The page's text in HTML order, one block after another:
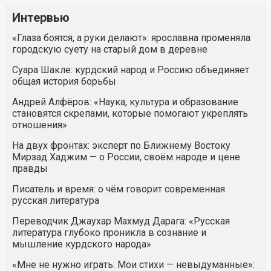
Интервью
«Глаза боятся, а руки делают»: ярославна променяла
городскую суету на старый дом в деревне
Суара Шакле: курдский народ и Россию объединяет
общая история борьбы
Андрей Алфёров: «Наука, культура и образование
становятся скрепами, которые помогают укреплять
отношения»
На двух фронтах: эксперт по Ближнему Востоку
Мирзад Хаджим — о России, своём народе и цене
правды
Писатель и время: о чём говорит современная
русская литература
Переводчик Джаухар Махмуд Дарага: «Русская
литература глубоко проникла в сознание и
мышление курдского народа»
«Мне не нужно играть. Мои стихи — невыдуманные»: